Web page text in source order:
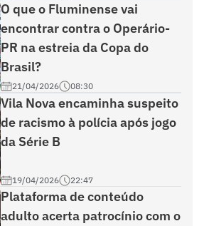
O que o Fluminense vai
encontrar contra o Operário-
PR na estreia da Copa do
Brasil?
21/04/2026 08:30
Vila Nova encaminha suspeito
de racismo à polícia após jogo
da Série B
19/04/2026 22:47
Plataforma de conteúdo
adulto acerta patrocínio com o